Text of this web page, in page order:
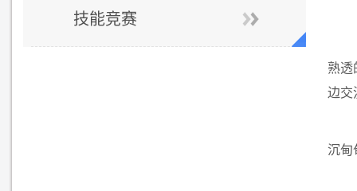
技能竞赛
熟透
边交
沉甸